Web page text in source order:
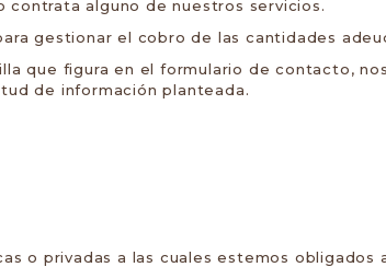
contrata alguno de nuestros servicios.
gestionar el cobro de las cantidades
que figura en el formulario de contacto,
de información planteada.
o privadas a las cuales estemos obligados